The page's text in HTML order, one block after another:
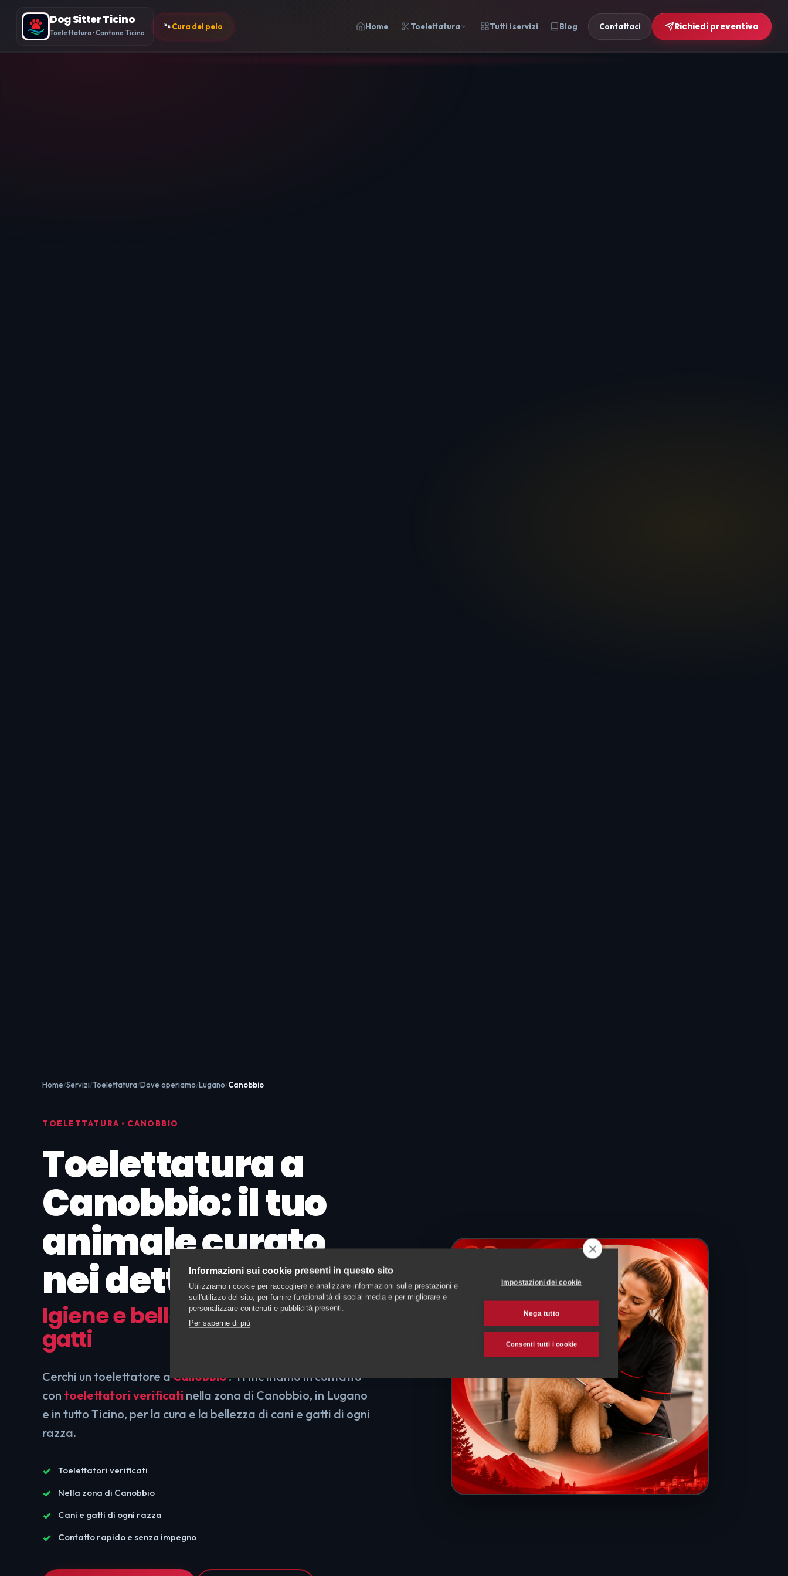
Dog Sitter Ticino
Toelettatura · Cantone Ticino
🐾Cura del pelo Home Toelettatura Tutti i servizi Blog Contattaci Richiedi preventivo
Home Servizi Toelettatura Dove operiamo Lugano Canobbio
TOELETTATURA • CANOBBIO
Toelettatura a
Canobbio: il tuo
animale curato
nei dettagli
Igiene e bellezza per cani e
gatti
Cerchi un toelettatore aCanobbio? Ti mettiamo in contatto
con toelettatori verificati nella zona di Canobbio, in Lugano
e in tutto Ticino, per la cura e la bellezza di cani e gatti di ogni
razza.
Toelettatori verificati
Nella zona di Canobbio
Cani e gatti di ogni razza
Contatto rapido e senza impegno
Informazioni sui cookie presenti in questo sito
Utilizziamo i cookie per raccogliere e analizzare informazioni sulle prestazioni e
sull'utilizzo del sito, per fornire funzionalità di social media e per migliorare e
personalizzare contenuti e pubblicità presenti.
Per saperne di più
Impostazioni dei cookie
Nega tutto
Consenti tutti i cookie